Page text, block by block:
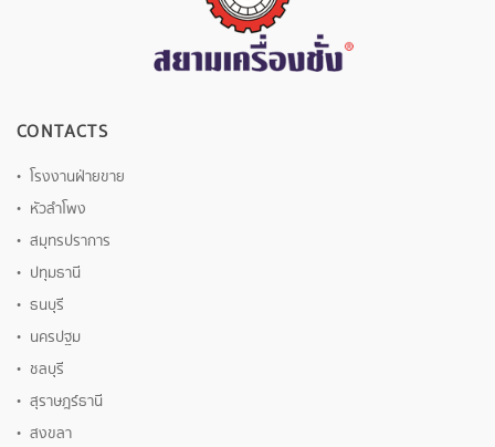
CONTACTS
โรงงานฝ่ายขาย
หัวลำโพง
สมุทรปราการ
ปทุมธานี
ธนบุรี
นครปฐม
ชลบุรี
สุราษฎร์ธานี
สงขลา